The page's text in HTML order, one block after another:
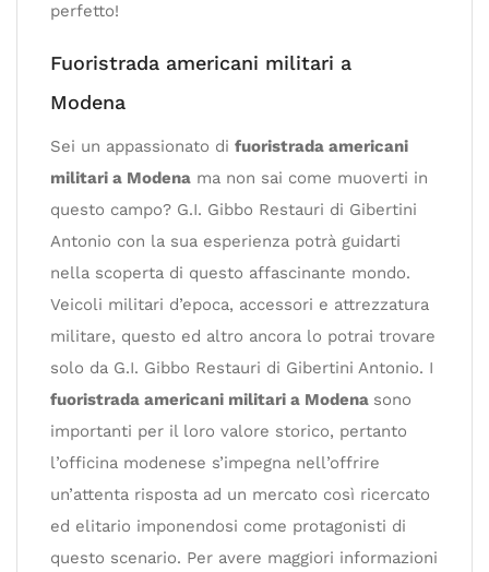
perfetto!
Fuoristrada americani militari a
Modena
Sei un appassionato di fuoristrada americani
militari a Modena ma non sai come muoverti in
questo campo? G.I. Gibbo Restauri di Gibertini
Antonio con la sua esperienza potrà guidarti
nella scoperta di questo affascinante mondo.
Veicoli militari d’epoca, accessori e attrezzatura
militare, questo ed altro ancora lo potrai trovare
solo da G.I. Gibbo Restauri di Gibertini Antonio. I
fuoristrada americani militari a Modena sono
importanti per il loro valore storico, pertanto
l’officina modenese s’impegna nell’offrire
un’attenta risposta ad un mercato così ricercato
ed elitario imponendosi come protagonisti di
questo scenario. Per avere maggiori informazioni